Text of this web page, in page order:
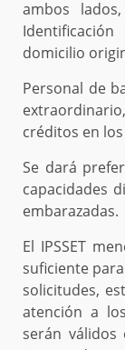
ambos
domicilio
Personal de
créditos en
Se dará
capacidades
embarazadas.
El IPSSET
suficiente
solicitudes,
atención a
serán